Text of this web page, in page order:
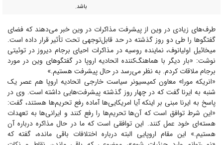
باشد.
طرف‌های زیادی در وین از پیشرفت مذاکرات در وین خبر می‌دهند که فضای
گفتگو‌ها را طی دو روز گذشته در حد قابل‌توجهی تحت تأثیر قرار داده است.
میخائیل اولیانوف، نماینده روسیه در مذاکرات احیای برجام دیروز در توئیتی
نوشت: «بار دیگر با هماهنگ‌کننده اتحادیه اروپا در گفتگو‌های وین در مورد
برجام ملاقات کردم. به نظر می‌رسد در حال پیشرفت هستیم.»
«انریکه مورا» معاون کمیسیونر سیاست خارجی اتحادیه اروپا هم عصر یک
شنبه به ایرنا گفت که در چهار روز گذشته پیشرفت‌هایی داشته است. وی در
پاسخ به ایرنا مبنی بر اینکه آیا امریکایی‌ها آماده رفع تحریم‌ها هستند، گفت:
«این شرط توافق است که آن‌ها تحریم‌ها را رفع کنند و ایرانی‌ها به تعهدات
هسته‌ای خود عمل کنند. این توافقی است که ما در حال مذاکره درباره آن
هستیم.» این مقام اروپایی البته درباره اختلافات باقی مانده، گفته که